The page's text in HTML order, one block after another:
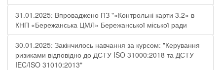
31.01.2025: Впроваджено ПЗ "«Контрольні карти 3.2» в
КНП «Бережанська ЦМЛ» Бережанської міської ради
30.01.2025: Закінчилось навчання за курсом: "Керування
ризиками відповідно до ДСТУ ISO 31000:2018 та ДСТУ
IEC/ISO 31010:2013"